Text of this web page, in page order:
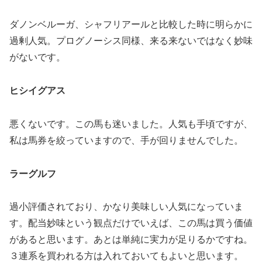
ダノンベルーガ、シャフリアールと比較した時に明らかに
過剰人気。プログノーシス同様、来る来ないではなく妙味
がないです。
ヒシイグアス
悪くないです。この馬も迷いました。人気も手頃ですが、
私は馬券を絞っていますので、手が回りませんでした。
ラーグルフ
過小評価されており、かなり美味しい人気になっていま
す。配当妙味という観点だけでいえば、この馬は買う価値
があると思います。あとは単純に実力が足りるかですね。
３連系を買われる方は入れておいてもよいと思います。